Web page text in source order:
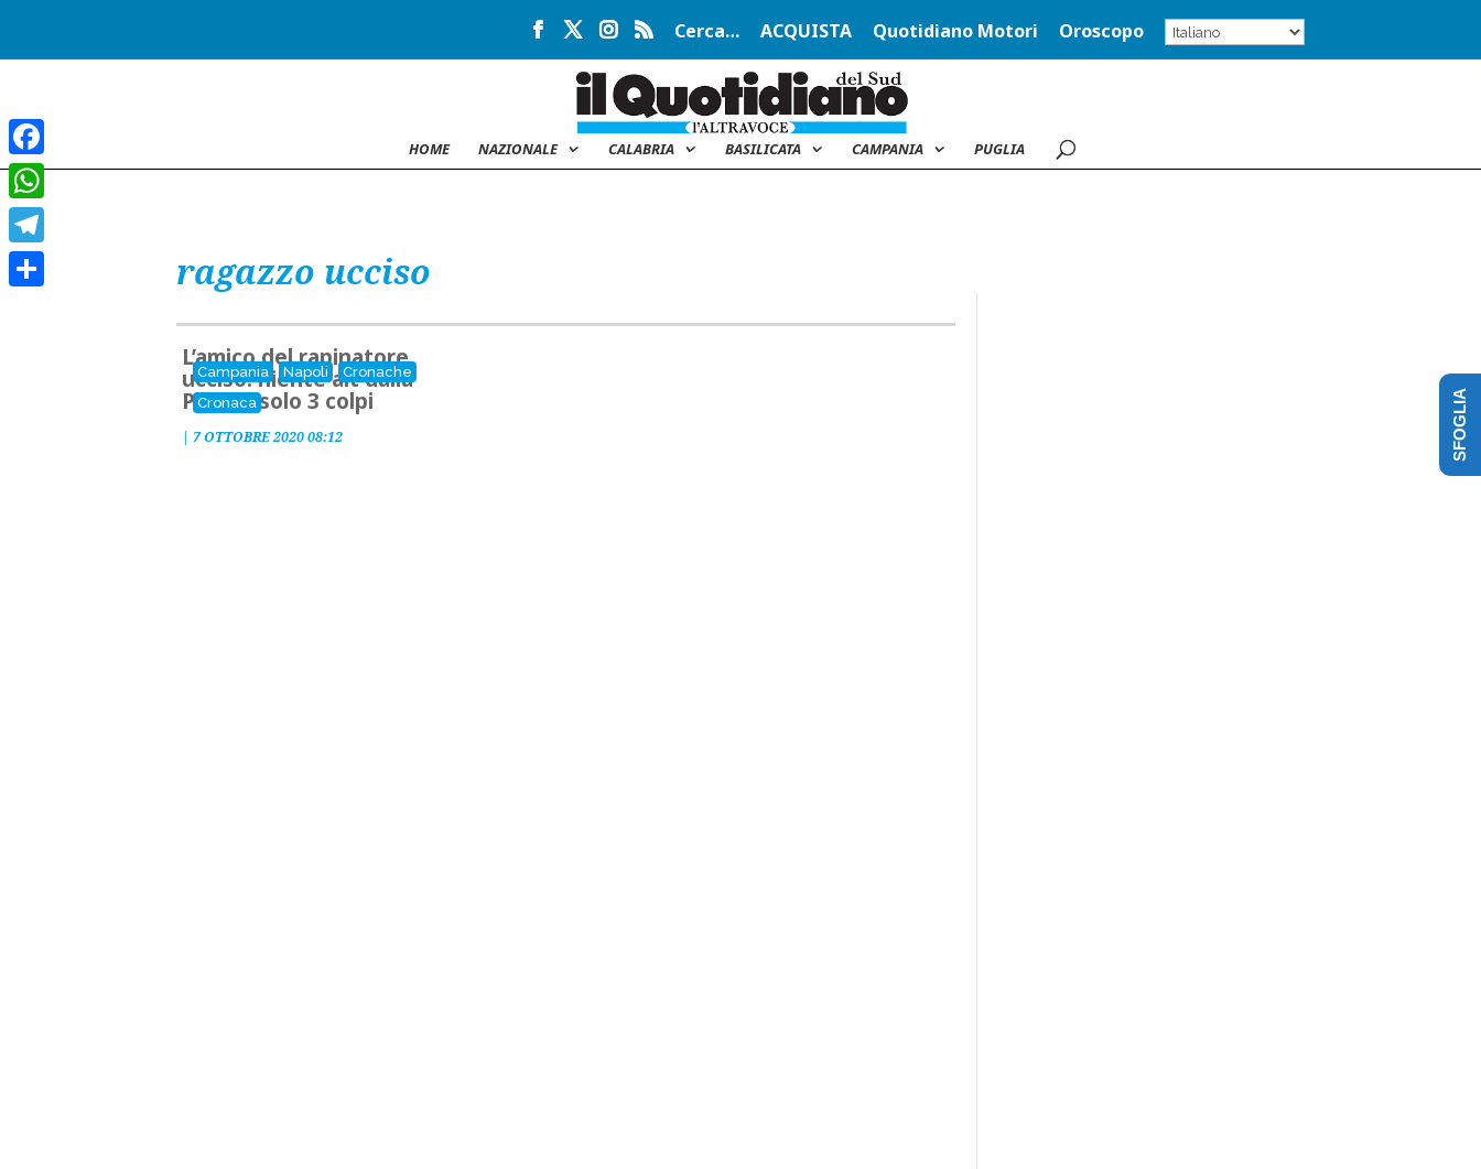
Cerca… ACQUISTA Quotidiano Motori Oroscopo
HOME NAZIONALE CALABRIA BASILICATA CAMPANIA PUGLIA
ragazzo ucciso
Campania Napoli
Cronache
Cronaca
L’amico del rapinatore
ucciso: niente alt dalla
Polizia, solo 3 colpi
| 7 OTTOBRE 2020 08:12
Facebook
WhatsApp
Telegram
SFOGLIA